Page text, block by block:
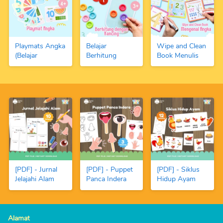
Playmats Angka
(Belajar
Berhitung 1-10
Belajar
Berhitung
Dengan Kancing
dan Angka
Wipe and Clean
Book Menulis
Angka dan
(FREE Spidol
[PDF] - Jurnal
Jelajahi Alam
[PDF] - Puppet
Panca Indera
[PDF] - Siklus
Hidup Ayam
Alamat